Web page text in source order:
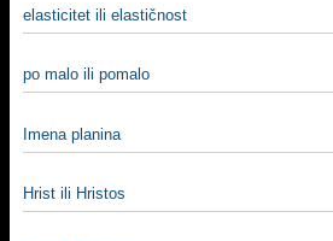
elasticitet ili elastičnost
po malo ili pomalo
Imena planina
Hrist ili Hristos